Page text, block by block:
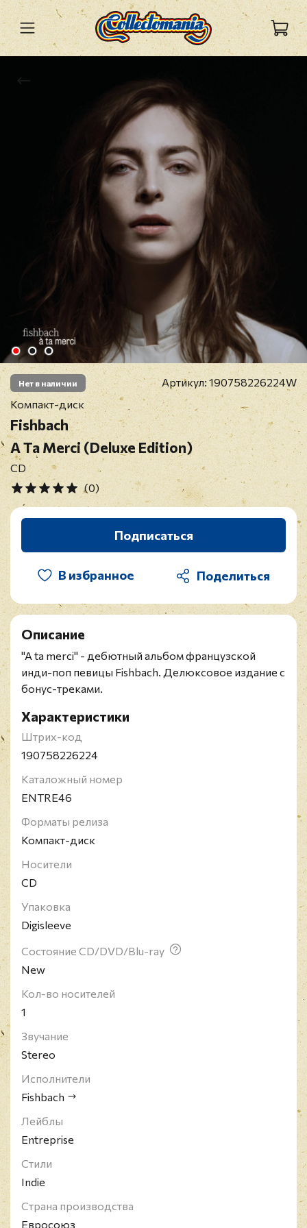
Нет в наличии Артикул:190758226224W
Компакт-диск
Fishbach
A Ta Merci (Deluxe Edition)
CD
(0)
Подписаться
В избранное
Описание
"A ta merci" - дебютный альбом французской
инди-поп певицы Fishbach. Делюксовое издание с
бонус-треками.
Характеристики
Штрих-код
190758226224
Каталожный номер
ENTRE46
Форматы релиза
Компакт-диск
Носители
CD
Упаковка
Digisleeve
Состояние CD/DVD/Blu-ray
New
Кол-во носителей
1
Звучание
Stereo
Исполнители
Fishbach
Лейблы
Entreprise
Стили
Indie
Страна производства
Евросоюз